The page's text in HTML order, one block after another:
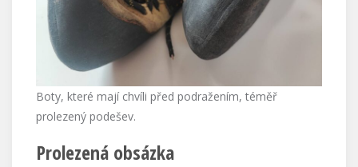
Boty, které mají chvíli před podražením, téměř
prolezený podešev.
Prolezená obsázka